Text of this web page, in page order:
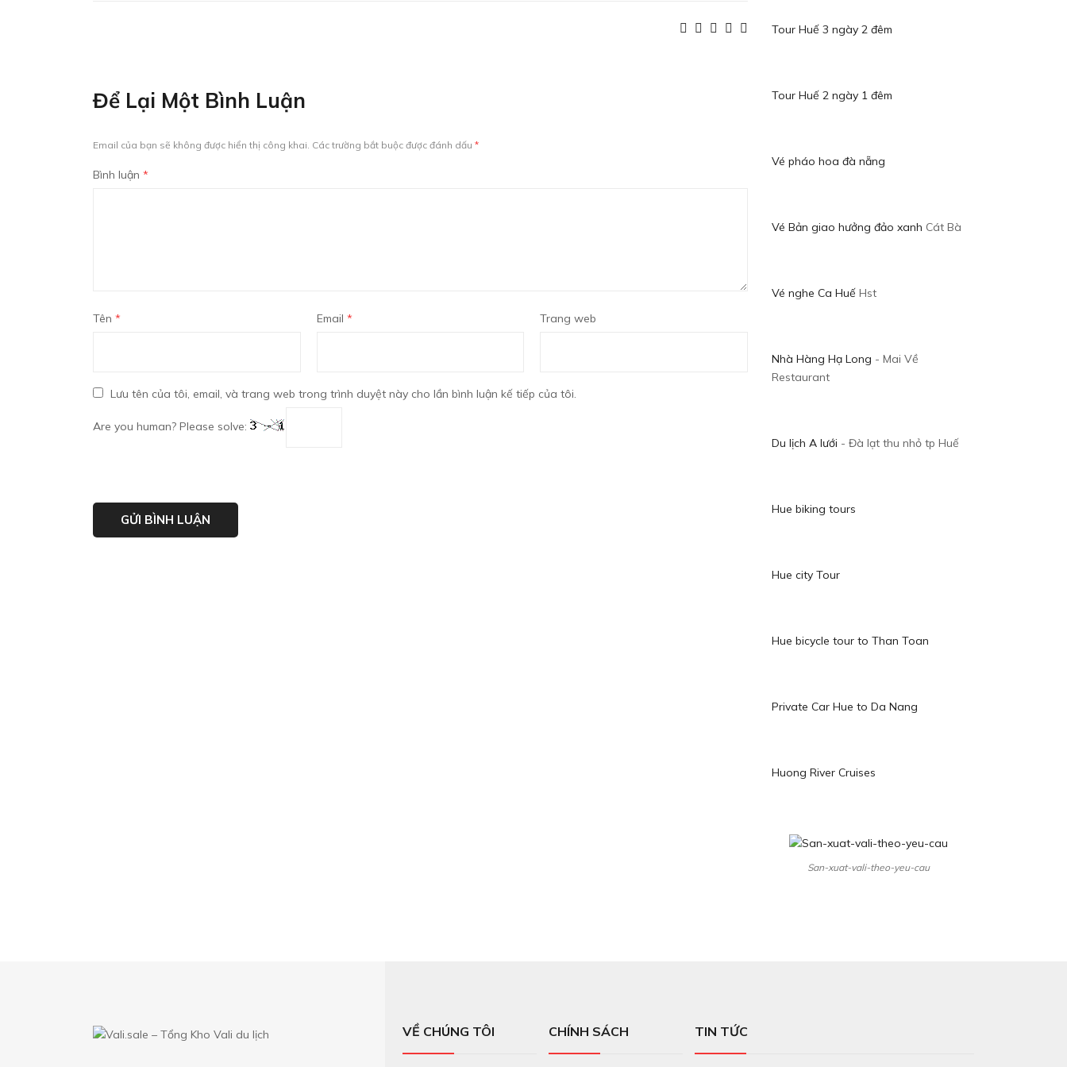
Để Lại Một Bình Luận
Email của bạn sẽ không được hiển thị công khai. Các trường bắt buộc được đánh dấu *
Bình luận *
Tên * Email * Trang web
Lưu tên của tôi, email, và trang web trong trình duyệt này cho lần bình luận kế tiếp của tôi.
Are you human? Please solve:
Tour Huế 3 ngày 2 đêm
Tour Huế 2 ngày 1 đêm
Vé pháo hoa đà nẵng
Vé Bản giao hưởng đảo xanh Cát Bà
Vé nghe Ca Huế Hst
Nhà Hàng Hạ Long - Mai Về
Restaurant
Du lịch A lưới - Đà lạt thu nhỏ tp Huế
Hue biking tours
Hue city Tour
Hue bicycle tour to Than Toan
Private Car Hue to Da Nang
Huong River Cruises
San-xuat-vali-theo-yeu-cau
VỀ CHÚNG TÔI CHÍNH SÁCH TIN TỨC